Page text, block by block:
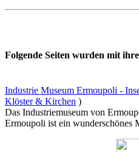
Folgende Seiten wurden mit
Industrie Museum Ermoupoli -
Klöster & Kirchen )
Das Industriemuseum von
Ermoupoli ist ein wunderschönes